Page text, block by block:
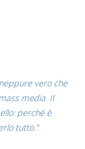
vero che
media. Il
perché è
tutto."